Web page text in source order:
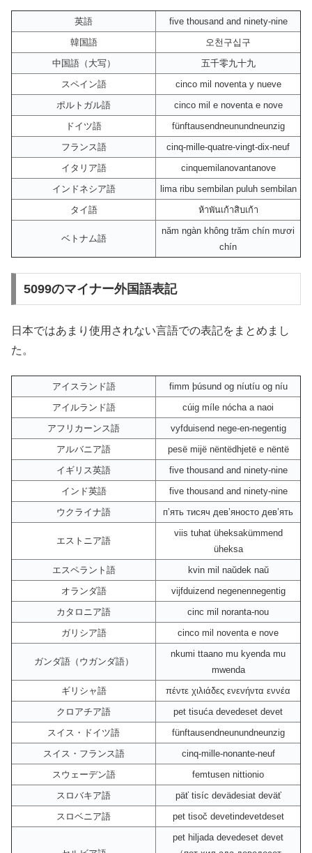
英語
five thousand and ninety-nine
韓国語
오천구십구
中国語（大写）
五千零九十九
スペイン語
cinco mil noventa y nueve
ポルトガル語
cinco mil e noventa e nove
ドイツ語
fünftausendneunundneunzig
フランス語
cinq-mille-quatre-vingt-dix-neuf
イタリア語
cinquemilanovantanove
インドネシア語
lima ribu sembilan puluh sembilan
タイ語
ห้าพันเก้าสิบเก้า
ベトナム語
năm ngàn không trăm chín mươi
chín
5099のマイナー外国語表記
日本ではあまり使用されない言語での表記をまとめまし
た。
アイスランド語
fimm þúsund og níutíu og níu
アイルランド語
cúig míle nócha a naoi
アフリカーンス語
vyfduisend nege-en-negentig
アルバニア語
pesë mijë nëntëdhjetë e nëntë
イギリス英語
five thousand and ninety-nine
インド英語
five thousand and ninety-nine
ウクライナ語
пʼять тисяч девʼяносто девʼять
エストニア語
viis tuhat üheksakümmend
üheksa
エスペラント語
kvin mil naŭdek naŭ
オランダ語
vijfduizend negenennegentig
カタロニア語
cinc mil noranta-nou
ガリシア語
cinco mil noventa e nove
ガンダ語（ウガンダ語）
nkumi ttaano mu kyenda mu
mwenda
ギリシャ語
πέντε χιλιάδες ενενήντα εννέα
クロアチア語
pet tisuća devedeset devet
スイス・ドイツ語
fünftausendneunundneunzig
スイス・フランス語
cinq-mille-nonante-neuf
スウェーデン語
femtusen nittionio
スロバキア語
päť tisíc devädesiat deväť
スロベニア語
pet tisoč devetindevetdeset
pet hiljada devedeset devet